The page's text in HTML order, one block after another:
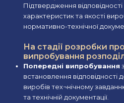
Підтвердження відповідності
характеристик та якості
нормативно-технічної
На стадії розробки
випробування
Попередні випробування
встановлення відповідності
виробів тех¬нічному
та технічній документації.